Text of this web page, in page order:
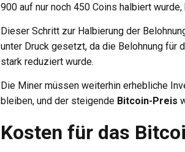
900 auf nur noch 450 Coins halbiert
Dieser Schritt zur Halbierung der
unter Druck gesetzt, da die Belohnung für
stark reduziert wurde.
Die Miner müssen weiterhin erhebliche
bleiben, und der steigende Bitcoin-Preis
Kosten für das